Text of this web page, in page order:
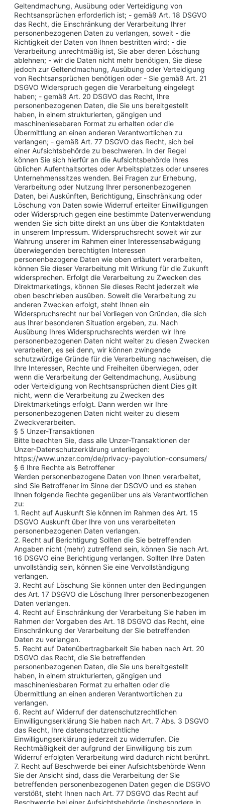
Geltendmachung, Ausübung oder Verteidigung von
Rechtsansprüchen erforderlich ist; - gemäß Art. 18 DSGVO
das Recht, die Einschränkung der Verarbeitung Ihrer
personenbezogenen Daten zu verlangen, soweit - die
Richtigkeit der Daten von Ihnen bestritten wird; - die
Verarbeitung unrechtmäßig ist, Sie aber deren Löschung
ablehnen; - wir die Daten nicht mehr benötigen, Sie diese
jedoch zur Geltendmachung, Ausübung oder Verteidigung
von Rechtsansprüchen benötigen oder - Sie gemäß Art. 21
DSGVO Widerspruch gegen die Verarbeitung eingelegt
haben; - gemäß Art. 20 DSGVO das Recht, Ihre
personenbezogenen Daten, die Sie uns bereitgestellt
haben, in einem strukturierten, gängigen und
maschinenlesebaren Format zu erhalten oder die
Übermittlung an einen anderen Verantwortlichen zu
verlangen; - gemäß Art. 77 DSGVO das Recht, sich bei
einer Aufsichtsbehörde zu beschweren. In der Regel
können Sie sich hierfür an die Aufsichtsbehörde Ihres
üblichen Aufenthaltsortes oder Arbeitsplatzes oder unseres
Unternehmenssitzes wenden. Bei Fragen zur Erhebung,
Verarbeitung oder Nutzung Ihrer personenbezogenen
Daten, bei Auskünften, Berichtigung, Einschränkung oder
Löschung von Daten sowie Widerruf erteilter Einwilligungen
oder Widerspruch gegen eine bestimmte Datenverwendung
wenden Sie sich bitte direkt an uns über die Kontaktdaten
in unserem Impressum. Widerspruchsrecht soweit wir zur
Wahrung unserer im Rahmen einer Interessensabwägung
überwiegenden berechtigten Interessen
personenbezogene Daten wie oben erläutert verarbeiten,
können Sie dieser Verarbeitung mit Wirkung für die Zukunft
widersprechen. Erfolgt die Verarbeitung zu Zwecken des
Direktmarketings, können Sie dieses Recht jederzeit wie
oben beschrieben ausüben. Soweit die Verarbeitung zu
anderen Zwecken erfolgt, steht Ihnen ein
Widerspruchsrecht nur bei Vorliegen von Gründen, die sich
aus Ihrer besonderen Situation ergeben, zu. Nach
Ausübung Ihres Widerspruchsrechts werden wir Ihre
personenbezogenen Daten nicht weiter zu diesen Zwecken
verarbeiten, es sei denn, wir können zwingende
schutzwürdige Gründe für die Verarbeitung nachweisen, die
Ihre Interessen, Rechte und Freiheiten überwiegen, oder
wenn die Verarbeitung der Geltendmachung, Ausübung
oder Verteidigung von Rechtsansprüchen dient Dies gilt
nicht, wenn die Verarbeitung zu Zwecken des
Direktmarketings erfolgt. Dann werden wir Ihre
personenbezogenen Daten nicht weiter zu diesem
Zweckverarbeiten.
§ 5 Unzer-Transaktionen
Bitte beachten Sie, dass alle Unzer-Transaktionen der
Unzer-Datenschutzerklärung unterliegen:
https://www.unzer.com/de/privacy-payolution-consumers/
§ 6 Ihre Rechte als Betroffener
Werden personenbezogene Daten von Ihnen verarbeitet,
sind Sie Betroffener im Sinne der DSGVO und es stehen
Ihnen folgende Rechte gegenüber uns als Verantwortlichen
zu:
1. Recht auf Auskunft Sie können im Rahmen des Art. 15
DSGVO Auskunft über Ihre von uns verarbeiteten
personenbezogenen Daten verlangen.
2. Recht auf Berichtigung Sollten die Sie betreffenden
Angaben nicht (mehr) zutreffend sein, können Sie nach Art.
16 DSGVO eine Berichtigung verlangen. Sollten Ihre Daten
unvollständig sein, können Sie eine Vervollständigung
verlangen.
3. Recht auf Löschung Sie können unter den Bedingungen
des Art. 17 DSGVO die Löschung Ihrer personenbezogenen
Daten verlangen.
4. Recht auf Einschränkung der Verarbeitung Sie haben im
Rahmen der Vorgaben des Art. 18 DSGVO das Recht, eine
Einschränkung der Verarbeitung der Sie betreffenden
Daten zu verlangen.
5. Recht auf Datenübertragbarkeit Sie haben nach Art. 20
DSGVO das Recht, die Sie betreffenden
personenbezogenen Daten, die Sie uns bereitgestellt
haben, in einem strukturierten, gängigen und
maschinenlesbaren Format zu erhalten oder die
Übermittlung an einen anderen Verantwortlichen zu
verlangen.
6. Recht auf Widerruf der datenschutzrechtlichen
Einwilligungserklärung Sie haben nach Art. 7 Abs. 3 DSGVO
das Recht, Ihre datenschutzrechtliche
Einwilligungserklärung jederzeit zu widerrufen. Die
Rechtmäßigkeit der aufgrund der Einwilligung bis zum
Widerruf erfolgten Verarbeitung wird dadurch nicht berührt.
7. Recht auf Beschwerde bei einer Aufsichtsbehörde Wenn
Sie der Ansicht sind, dass die Verarbeitung der Sie
betreffenden personenbezogenen Daten gegen die DSGVO
verstößt, steht Ihnen nach Art. 77 DSGVO das Recht auf
Beschwerde bei einer Aufsichtsbehörde (insbesondere in